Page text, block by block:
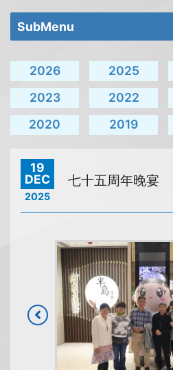
SubMenu
2026 2025
2023
2022
2020
2019
19
DEC
2025
七十五周年晚宴